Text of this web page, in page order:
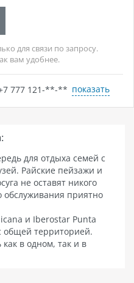
для связи по запросу.
вам удобнее.
777 121-**-** показать
для отдыха семей с
Райские пейзажи и
не оставят никого
приятно
и Iberostar Punta
общей территорией.
как в одном, так и в